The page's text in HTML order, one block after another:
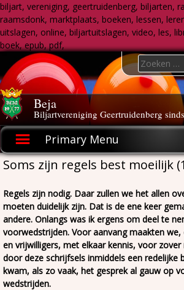
biljart, vereniging, geertruidenberg, biljarten,
raamsdonk, marktplaats, boeken, lessen,
uitslagen, online, biljartuitslagen, video, les,
boek, epub, pdf,
to
content
Beja
Biljartvereniging Geertruidenberg
Primary Menu
Search
for:
Soms zijn regels best moeilijk
Regels zijn nodig. Daar zullen we het allen
moeten duidelijk zijn. Dat is de ene keer
andere. Onlangs was ik ergens om deel te
voorwedstrijden. Voor aanvang maakten we,
en vrijwilligers, met elkaar kennis, voor
door deze schrijfsels inmiddels een redelijke
kwam, als zo vaak, het gesprek al gauw op
wedstrijden.